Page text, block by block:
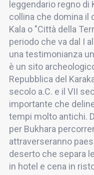
leggendario regno di
collina che domina il
Kala o "Città della
periodo che va dal I
una testimonianza
è un sito
Repubblica del
secolo a.C. e il VII
importante che
tempi molto antichi.
per Bukhara
attraverseranno
deserto che separa
in hotel e cena in